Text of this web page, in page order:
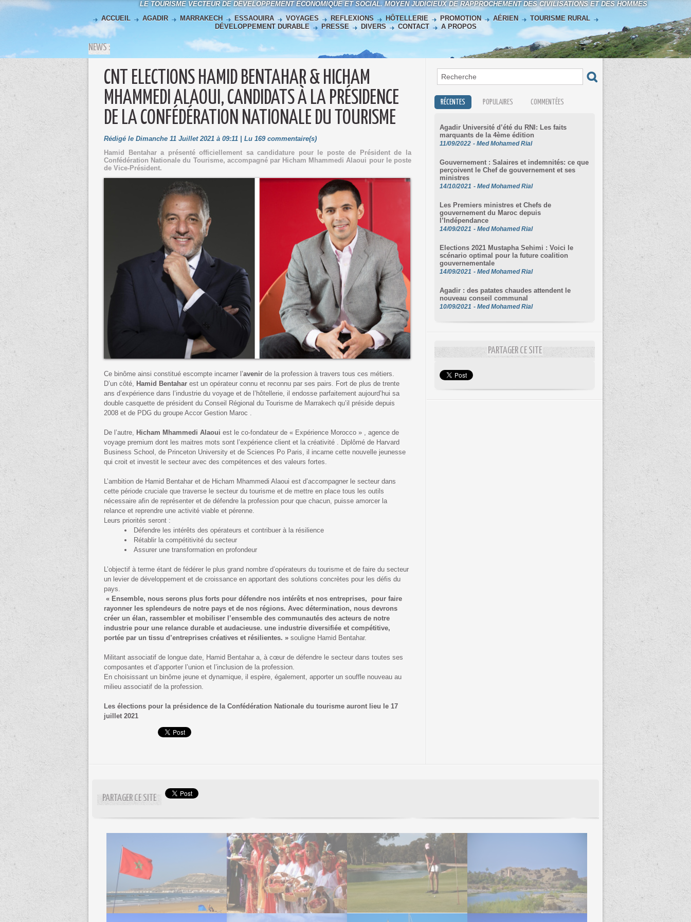
LE TOURISME VECTEUR DE DÉVELOPPEMENT ÉCONOMIQUE ET SOCIAL. MOYEN JUDICIEUX DE RAPPROCHEMENT DES CIVILISATIONS ET DES HOMMES
ACCUEIL
AGADIR MARRAKECH ESSAOUIRA VOYAGES REFLEXIONS HÔTELLERIE PROMOTION AÉRIEN
TOURISME RURAL
DÉVELOPPEMENT DURABLE
PRESSE DIVERS CONTACT A PROPOS
NEWS :
CNT ELECTIONS HAMID BENTAHAR & HICHAM
MHAMMEDI ALAOUI, CANDIDATS À LA PRÉSIDENCE
DE LA CONFÉDÉRATION NATIONALE DU TOURISME
Rédigé le Dimanche 11 Juillet 2021 à 09:11 | Lu 169 commentaire(s)
Hamid Bentahar a présenté officiellement sa candidature pour le poste de Président de la
Confédération Nationale du Tourisme, accompagné par Hicham Mhammedi Alaoui pour le poste
de Vice-Président.
Ce binôme ainsi constitué escompte incarner l’avenir de la profession à travers tous ces métiers.
D’un côté, Hamid Bentahar est un opérateur connu et reconnu par ses pairs. Fort de plus de trente
ans d’expérience dans l’industrie du voyage et de l’hôtellerie, il endosse parfaitement aujourd’hui sa
double casquette de président du Conseil Régional du Tourisme de Marrakech qu’il préside depuis
2008 et de PDG du groupe Accor Gestion Maroc .
De l’autre, Hicham Mhammedi Alaoui est le co-fondateur de « Expérience Morocco » , agence de
voyage premium dont les maitres mots sont l’expérience client et la créativité . Diplômé de Harvard
Business School, de Princeton University et de Sciences Po Paris, il incarne cette nouvelle jeunesse
qui croit et investit le secteur avec des compétences et des valeurs fortes.
L’ambition de Hamid Bentahar et de Hicham Mhammedi Alaoui est d’accompagner le secteur dans
cette période cruciale que traverse le secteur du tourisme et de mettre en place tous les outils
nécessaire afin de représenter et de défendre la profession pour que chacun, puisse amorcer la
relance et reprendre une activité viable et pérenne.
Leurs priorités seront :
Défendre les intérêts des opérateurs et contribuer à la résilience
Rétablir la compétitivité du secteur
Assurer une transformation en profondeur
L’objectif à terme étant de fédérer le plus grand nombre d’opérateurs du tourisme et de faire du secteur
un levier de développement et de croissance en apportant des solutions concrètes pour les défis du
pays.
« Ensemble, nous serons plus forts pour défendre nos intérêts et nos entreprises, pour faire
rayonner les splendeurs de notre pays et de nos régions. Avec détermination, nous devrons
créer un élan, rassembler et mobiliser l’ensemble des communautés des acteurs de notre
industrie pour une relance durable et audacieuse. une industrie diversifiée et compétitive,
portée par un tissu d’entreprises créatives et résilientes. » souligne Hamid Bentahar.
Militant associatif de longue date, Hamid Bentahar a, à cœur de défendre le secteur dans toutes ses
composantes et d’apporter l’union et l’inclusion de la profession.
En choisissant un binôme jeune et dynamique, il espère, également, apporter un souffle nouveau au
milieu associatif de la profession.
Les élections pour la présidence de la Confédération Nationale du tourisme auront lieu le 17
juillet 2021
RÉCENTES POPULAIRES COMMENTÉES
Agadir Université d’été du RNI: Les faits
marquants de la 4ème édition
11/09/2022 - Med Mohamed Rial
Gouvernement : Salaires et indemnités: ce que
perçoivent le Chef de gouvernement et ses
ministres
14/10/2021 - Med Mohamed Rial
Les Premiers ministres et Chefs de
gouvernement du Maroc depuis
l’Indépendance
14/09/2021 - Med Mohamed Rial
Elections 2021 Mustapha Sehimi : Voici le
scénario optimal pour la future coalition
gouvernementale
14/09/2021 - Med Mohamed Rial
Agadir : des patates chaudes attendent le
nouveau conseil communal
10/09/2021 - Med Mohamed Rial
PARTAGER CE SITE
PARTAGER CE SITE